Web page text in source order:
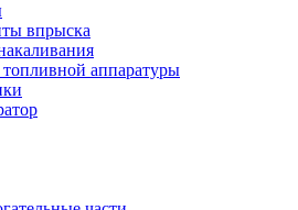
впрыска
топливной аппаратуры